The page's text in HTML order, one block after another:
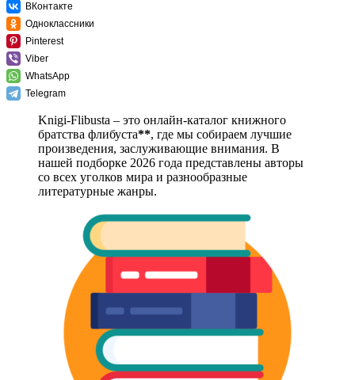
ВКонтакте
Одноклассники
Pinterest
Viber
WhatsApp
Telegram
Knigi-Flibusta – это онлайн-каталог книжного
братства флибуста**, где мы собираем лучшие
произведения, заслуживающие внимания. В
нашей подборке 2026 года представлены авторы
со всех уголков мира и разнообразные
литературные жанры.